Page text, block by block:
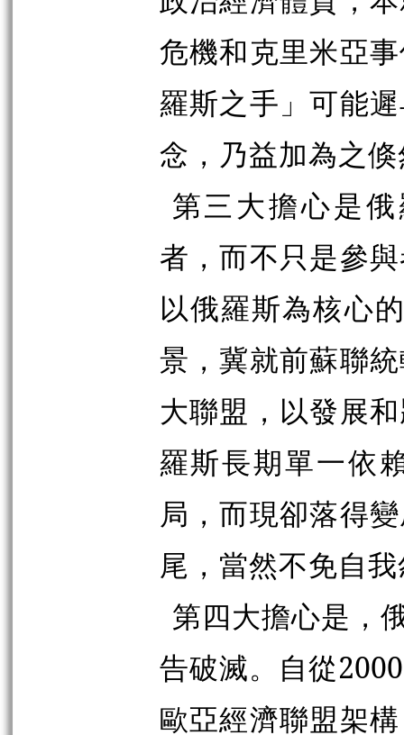
危機和克里米亞
羅斯之手」可能
念，乃益加為之
第三大擔心是
者，而不只是參
以俄羅斯為核心
景，冀就前蘇聯
大聯盟，以發展
羅斯長期單一依
局，而現卻落得
尾，當然不免自
第四大擔心是，
告破滅。自從
歐亞經濟聯盟架